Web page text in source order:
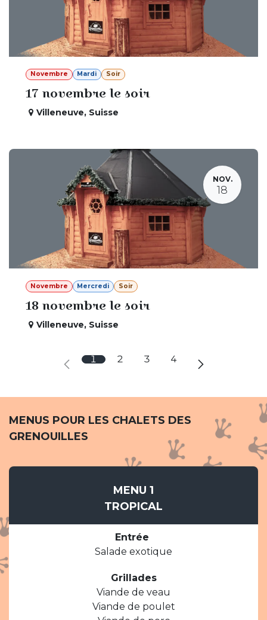
Novembre Mardi Soir
17 novembre le soir
Villeneuve, Suisse
NOV.
18
Novembre Mercredi Soir
18 novembre le soir
Villeneuve, Suisse
1 2 3 4
MENUS POUR LES CHALETS DES
GRENOUILLES
MENU 1
TROPICAL
Entrée
Salade exotique
Grillades
Viande de veau
Viande de poulet